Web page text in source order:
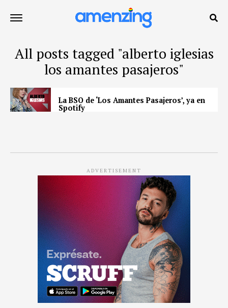
All posts tagged "alberto iglesias
los amantes pasajeros"
La BSO de ‘Los Amantes Pasajeros’, ya en
Spotify
ADVERTISEMENT